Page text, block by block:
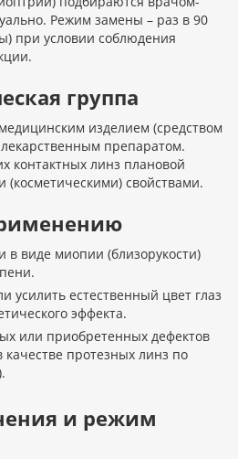
Режим замены – раз в 90
при условии соблюдения
группа
изделием (средством
препаратом.
контактных линз плановой
свойствами.
в виде миопии (близорукости)
усилить естественный цвет глаз
эффекта.
или приобретенных дефектов
протезных линз по
и режим